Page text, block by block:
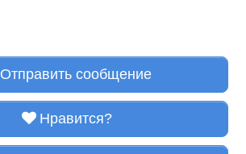
Отправить сообщение
Нравится?